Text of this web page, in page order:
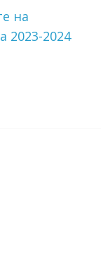
на
2023-2024